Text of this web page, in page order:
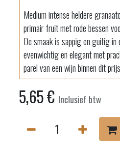
Medium intense heldere
primair fruit met rode bessen
De smaak is sappig en guitig
evenwichtig en elegant met
parel van een wijn binnen dit
5,65€ Inclusief btw